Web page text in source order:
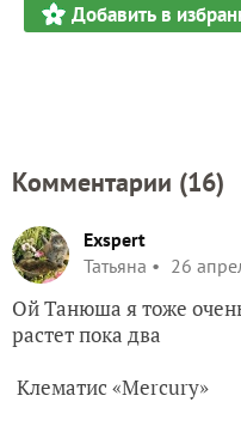
Добавить в
Комментарии (16)
Exspert
Татьяна
26
Ой Танюша я тоже
растет пока два
Клематис «Mercury»